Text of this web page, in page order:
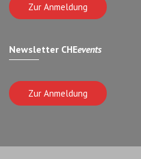
Zur Anmeldung
Newsletter CHEevents
Zur Anmeldung